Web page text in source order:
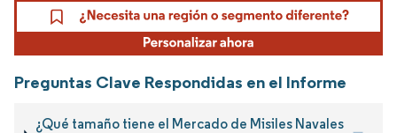
Preguntas Clave Respondidas en el Informe
¿Qué tamaño tiene el Mercado de Misiles Navales